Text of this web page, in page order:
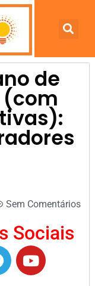
de
Sem Comentários
Sociais